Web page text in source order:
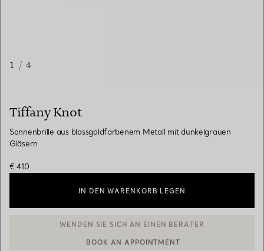
1 / 4
Tiffany Knot
Sonnenbrille aus blassgoldfarbenem Metall mit dunkelgrauen
Gläsern
€ 410
IN DEN WARENKORB LEGEN